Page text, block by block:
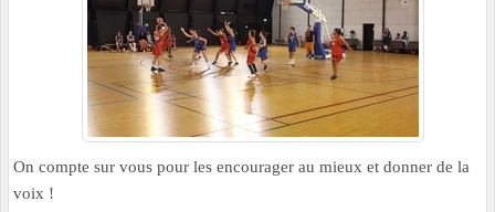
On compte sur vous pour les encourager au mieux et donner de la
voix !